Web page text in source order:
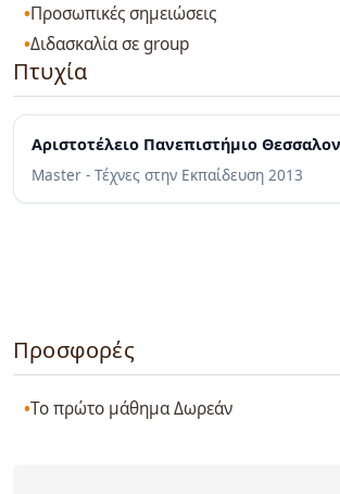
Προσωπικές σημειώσεις
Διδασκαλία σε group
Πτυχία
Αριστοτέλειο Πανεπιστήμιο
Master - Τέχνες στην Εκπαίδευση 2013
Προσφορές
Το πρώτο μάθημα Δωρεάν